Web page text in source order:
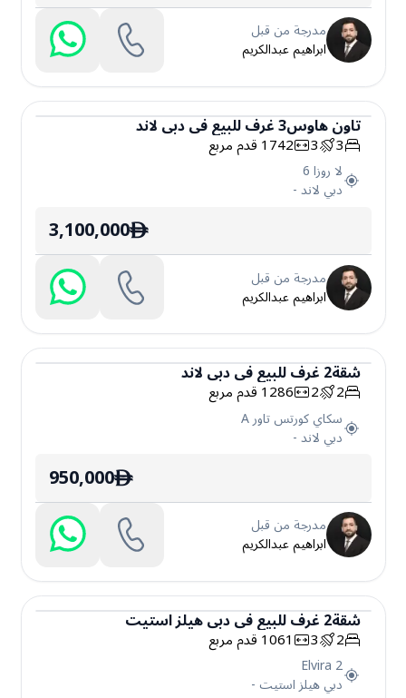
مدرجة من قبل
ابراهيم عبدالكريم
تاون هاوس
تاون هاوس3غرفللبيعفيدبي لاند
3
3
1742قدم مربع
لا روزا 6
دبي لاند-
ê
3,100,000
مدرجة من قبل
ابراهيم عبدالكريم
شقة
شقة2غرفللبيعفيدبي لاند
2
2
1286قدم مربع
سكاي كورتس تاور A
دبي لاند-
ê
950,000
مدرجة من قبل
ابراهيم عبدالكريم
شقة
شقة2غرفللبيعفيدبي هيلز استيت
2
3
1061قدم مربع
Elvira 2
دبي هيلز استيت -